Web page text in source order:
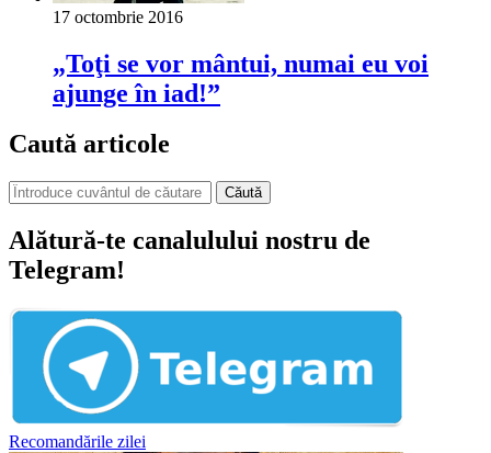
17 octombrie 2016
„Toţi se vor mântui, numai eu voi
ajunge în iad!”
Caută articole
Căută
Alătură-te canalulului nostru de
Telegram!
Recomandările zilei